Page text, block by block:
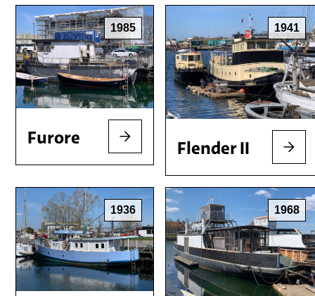
1985
Furore
1941
Flender II
1936 1968